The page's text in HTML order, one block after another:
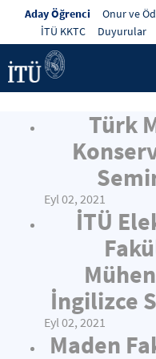
Aday Öğrenci Onur ve
İTÜ KKTC
Duyurular
Türk
Eyl 02, 2021
İTÜ
İngilizce
Eyl 02, 2021
Maden